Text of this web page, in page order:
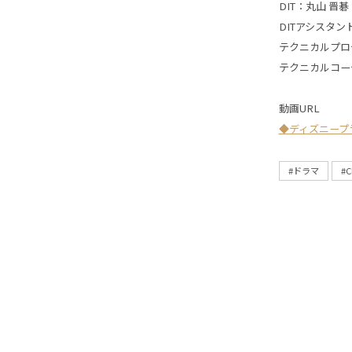
DIT：丸山 晋碁
DITアシスタン
テクニカルプ
テクニカルコ
動画URL
◆ディズニープ
#ドラマ